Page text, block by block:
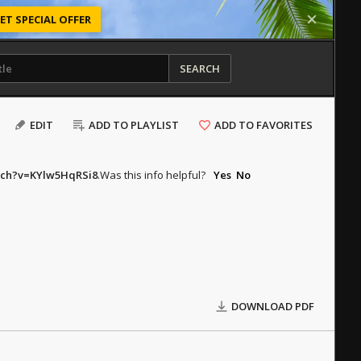
SPECIAL OFFER
SEARCH
EDIT ADD TO PLAYLIST ADD TO FAVORITES
.Was this info helpful? Yes No
DOWNLOAD PDF